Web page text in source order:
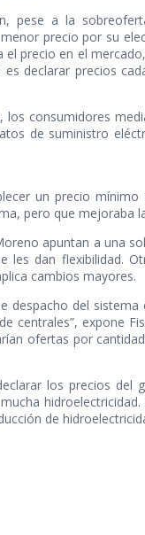
pese a la
precio por su
precio en el
declarar precios
consumidores
de suministro
un precio
pero que mejoraba
apuntan a una
dan flexibilidad.
cambios mayores.
despacho del
centrales”, expone
ofertas por
los precios
de